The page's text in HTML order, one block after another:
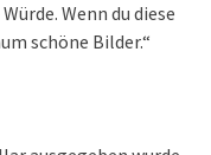
Wenn du diese
schöne Bilder.“